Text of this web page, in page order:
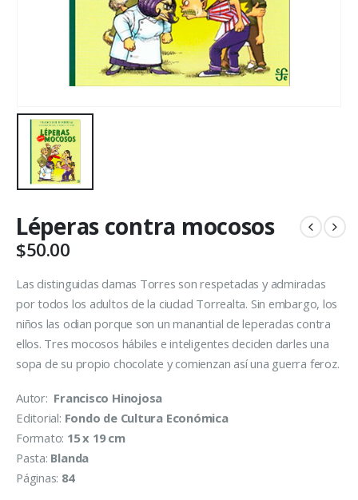
Léperas contra mocosos
$50.00
Las distinguidas damas Torres son respetadas y admiradas
por todos los adultos de la ciudad Torrealta. Sin embargo, los
niños las odian porque son un manantial de leperadas contra
ellos. Tres mocosos hábiles e inteligentes deciden darles una
sopa de su propio chocolate y comienzan así una guerra feroz.
Autor: Francisco Hinojosa
Editorial: Fondo de Cultura Económica
Formato: 15 x 19 cm
Pasta: Blanda
Páginas: 84